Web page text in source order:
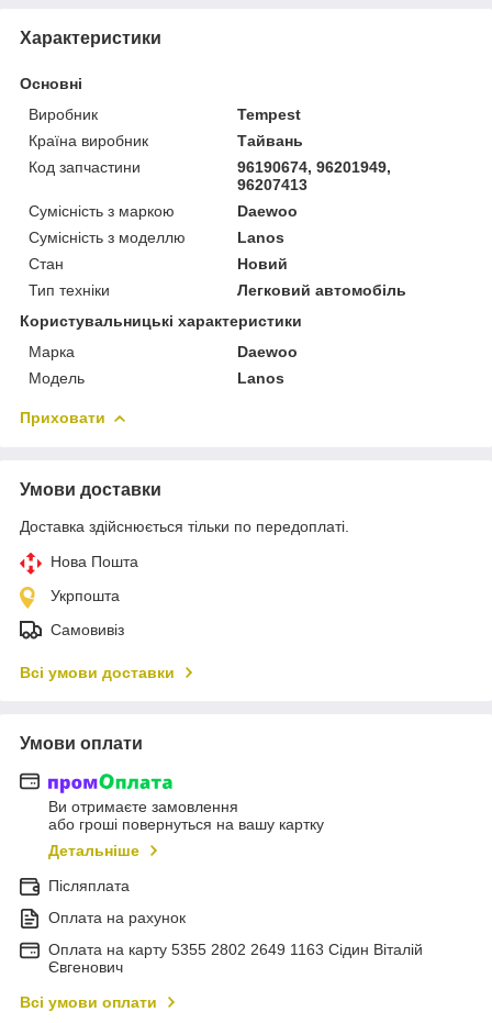
Характеристики
Основні
Виробник
Tempest
Країна виробник
Тайвань
Код запчастини
96190674, 96201949,
96207413
Сумісність з маркою
Daewoo
Сумісність з моделлю
Lanos
Стан
Новий
Тип техніки
Легковий автомобіль
Користувальницькі характеристики
Марка
Daewoo
Модель
Lanos
Приховати
Умови доставки
Доставка здійснюється тільки по передоплаті.
Нова Пошта
Укрпошта
Самовивіз
Всі умови доставки
Умови оплати
Ви отримаєте замовлення
або гроші повернуться на вашу картку
Детальніше
Післяплата
Оплата на рахунок
Оплата на карту 5355 2802 2649 1163 Сідин Віталій
Євгенович
Всі умови оплати